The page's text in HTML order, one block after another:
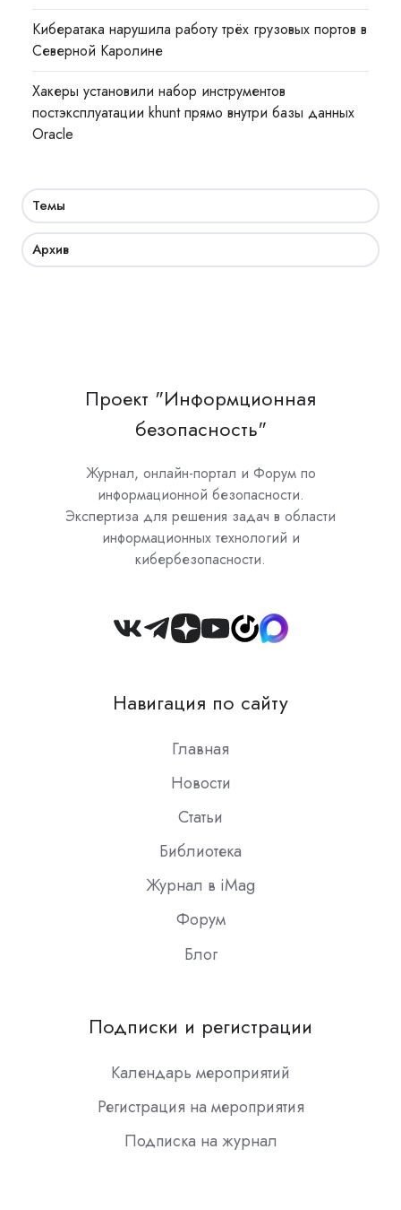
Кибератака нарушила работу трёх грузовых портов в
Северной Каролине
Хакеры установили набор инструментов
постэксплуатации khunt прямо внутри базы данных
Oracle
Темы
Архив
Проект "Информционная
безопасность"
Журнал, онлайн-портал и Форум по
информационной безопасности.
Экспертиза для решения задач в области
информационных технологий и
кибербезопасности.
Join
Slack
Навигация по сайту
Главная
Новости
Статьи
Библиотека
Журнал в iMag
Форум
Блог
Подписки и регистрации
Календарь мероприятий
Регистрация на мероприятия
Подписка на журнал